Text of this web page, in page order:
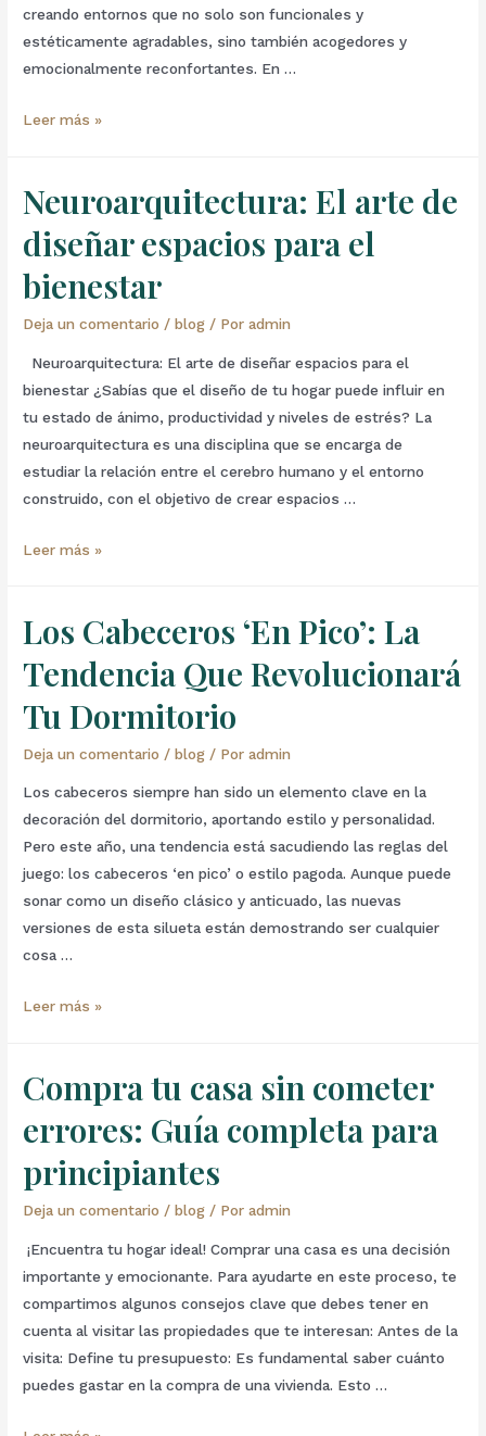
creando entornos que no solo son funcionales y
estéticamente agradables, sino también acogedores y
emocionalmente reconfortantes. En …
Leer más »
Neuroarquitectura: El arte de
diseñar espacios para el
bienestar
Deja un comentario /blog / Poradmin
Neuroarquitectura: El arte de diseñar espacios para el
bienestar ¿Sabías que el diseño de tu hogar puede influir en
tu estado de ánimo, productividad y niveles de estrés? La
neuroarquitectura es una disciplina que se encarga de
estudiar la relación entre el cerebro humano y el entorno
construido, con el objetivo de crear espacios …
Leer más »
Los Cabeceros ‘En Pico’: La
Tendencia Que Revolucionará
Tu Dormitorio
Deja un comentario /blog / Poradmin
Los cabeceros siempre han sido un elemento clave en la
decoración del dormitorio, aportando estilo y personalidad.
Pero este año, una tendencia está sacudiendo las reglas del
juego: los cabeceros ‘en pico’ o estilo pagoda. Aunque puede
sonar como un diseño clásico y anticuado, las nuevas
versiones de esta silueta están demostrando ser cualquier
cosa …
Leer más »
Compra tu casa sin cometer
errores: Guía completa para
principiantes
Deja un comentario /blog / Poradmin
¡Encuentra tu hogar ideal! Comprar una casa es una decisión
importante y emocionante. Para ayudarte en este proceso, te
compartimos algunos consejos clave que debes tener en
cuenta al visitar las propiedades que te interesan: Antes de la
visita: Define tu presupuesto: Es fundamental saber cuánto
puedes gastar en la compra de una vivienda. Esto …